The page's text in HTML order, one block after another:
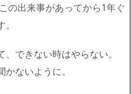
この出来事があってから1年ぐ
できない時はやらない。
ないように。